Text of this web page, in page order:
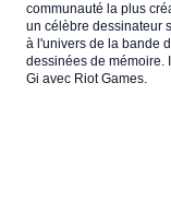
communauté la plus
un célèbre dessinateur
à l'univers de la bande
dessinées de mémoire.
Gi avec Riot Games.